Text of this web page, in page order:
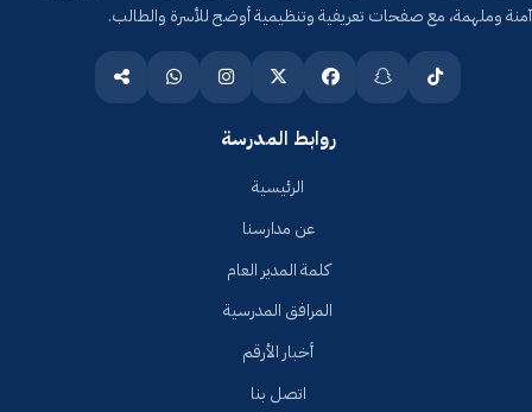
آمنة وملهمة، مع صفحات تعريفية وتنظيمية أوضح للأسرة والطالب.
روابط المدرسة
الرئيسية
عن مدارسنا
كلمة المدير العام
المرافق المدرسية
أخبار الأرقم
اتصل بنا